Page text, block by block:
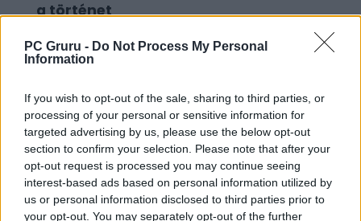
PC Gruru - Do Not Process My Personal
Information
If you wish to opt-out of the sale, sharing to third parties, or
processing of your personal or sensitive information for
targeted advertising by us, please use the below opt-out
section to confirm your selection. Please note that after your
opt-out request is processed you may continue seeing
interest-based ads based on personal information utilized by
us or personal information disclosed to third parties prior to
your opt-out. You may separately opt-out of the further
a történet
Mirror's Edge Catalyst: ezek az ellenségek